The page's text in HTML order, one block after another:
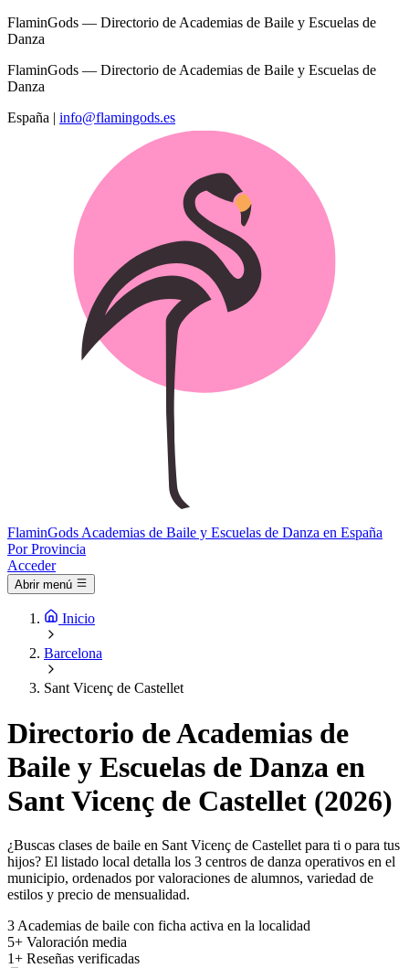
FlaminGods — Directorio de Academias de Baile y Escuelas de
Danza
FlaminGods — Directorio de Academias de Baile y Escuelas de
Danza
España | info@flamingods.es
FlaminGods Academias de Baile y Escuelas de Danza en España
Por Provincia
Acceder
Abrir menú
Inicio
Barcelona
Sant Vicenç de Castellet
Directorio de Academias de
Baile y Escuelas de Danza en
Sant Vicenç de Castellet (2026)
¿Buscas clases de baile en Sant Vicenç de Castellet para ti o para tus
hijos? El listado local detalla los 3 centros de danza operativos en el
municipio, ordenados por valoraciones de alumnos, variedad de
estilos y precio de mensualidad.
3 Academias de baile con ficha activa en la localidad
5+ Valoración media
1+ Reseñas verificadas